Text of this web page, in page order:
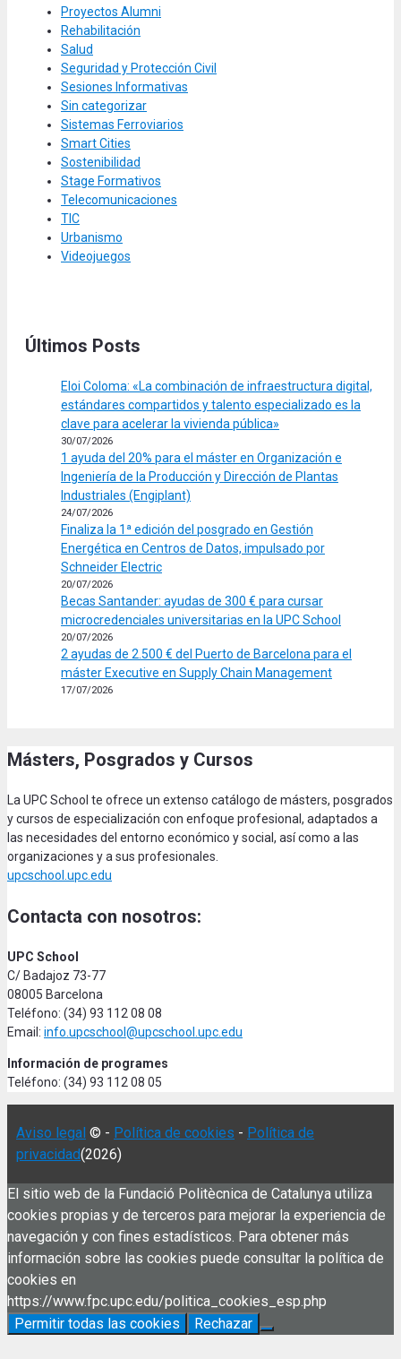
Proyectos Alumni
Rehabilitación
Salud
Seguridad y Protección Civil
Sesiones Informativas
Sin categorizar
Sistemas Ferroviarios
Smart Cities
Sostenibilidad
Stage Formativos
Telecomunicaciones
TIC
Urbanismo
Videojuegos
Últimos Posts
Eloi Coloma: «La combinación de infraestructura digital,
estándares compartidos y talento especializado es la
clave para acelerar la vivienda pública»
30/07/2026
1 ayuda del 20% para el máster en Organización e
Ingeniería de la Producción y Dirección de Plantas
Industriales (Engiplant)
24/07/2026
Finaliza la 1ª edición del posgrado en Gestión
Energética en Centros de Datos, impulsado por
Schneider Electric
20/07/2026
Becas Santander: ayudas de 300 € para cursar
microcredenciales universitarias en la UPC School
20/07/2026
2 ayudas de 2.500 € del Puerto de Barcelona para el
máster Executive en Supply Chain Management
17/07/2026
Másters, Posgrados y Cursos
La UPC School te ofrece un extenso catálogo de másters, posgrados
y cursos de especialización con enfoque profesional, adaptados a
las necesidades del entorno económico y social, así como a las
organizaciones y a sus profesionales.
upcschool.upc.edu
Contacta con nosotros:
UPC School
C/ Badajoz 73-77
08005 Barcelona
Teléfono: (34) 93 112 08 08
Email: info.upcschool@upcschool.upc.edu
Información de programes
Teléfono: (34) 93 112 08 05
Aviso legal © - Política de cookies - Política de
privacidad(2026)
El sitio web de la Fundació Politècnica de Catalunya utiliza
cookies propias y de terceros para mejorar la experiencia de
navegación y con fines estadísticos. Para obtener más
información sobre las cookies puede consultar la política de
cookies en
https://www.fpc.upc.edu/politica_cookies_esp.php
Permitir todas las cookies
Rechazar